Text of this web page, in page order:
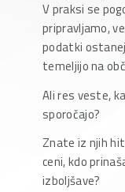
V praksi se
pripravljamo,
podatki
temeljijo na
Ali res veste,
sporočajo?
Znate iz njih
ceni, kdo
izboljšave?